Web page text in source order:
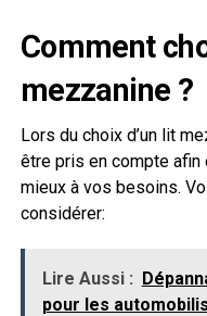
Comment
mezzanine ?
Lors du choix d’un lit
être pris en compte afin
mieux à vos besoins.
considérer:
Lire Aussi :
pour les